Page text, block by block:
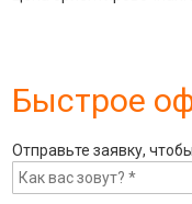
Быстрое
Отправьте заявку,